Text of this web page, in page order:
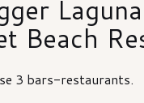
Laguna
Beach
3 bars-restaurants.